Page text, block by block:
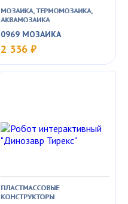
МОЗАИКА, ТЕРМОМОЗАИКА,
АКВАМОЗАИКА
0969 МОЗАИКА
2 336 ₽
ПЛАСТМАССОВЫЕ
КОНСТРУКТОРЫ